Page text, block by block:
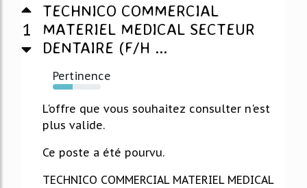
1
TECHNICO COMMERCIAL
MATERIEL MEDICAL SECTEUR
DENTAIRE (F/H ...
Pertinence
41%
L'offre que vous souhaitez consulter n'est
plus valide.
Ce poste a été pourvu.
TECHNICO COMMERCIAL MATERIEL MEDICAL